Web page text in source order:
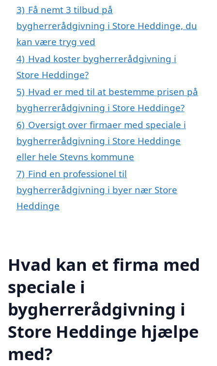
3) Få nemt 3 tilbud på
bygherrerådgivning i Store Heddinge, du
kan være tryg ved
4) Hvad koster bygherrerådgivning i
Store Heddinge?
5) Hvad er med til at bestemme prisen på
bygherrerådgivning i Store Heddinge?
6) Oversigt over firmaer med speciale i
bygherrerådgivning i Store Heddinge
eller hele Stevns kommune
7) Find en professionel til
bygherrerådgivning i byer nær Store
Heddinge
Hvad kan et firma med
speciale i
bygherrerådgivning i
Store Heddinge hjælpe
med?